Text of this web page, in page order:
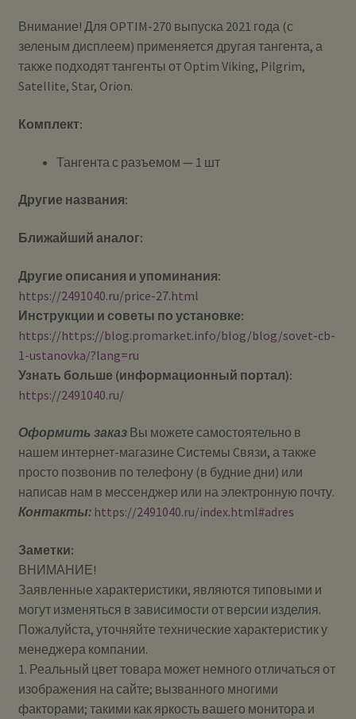
Внимание! Для OPTIM-270 выпуска 2021 года (с
зеленым дисплеем) применяется другая тангента, а
также подходят тангенты от Optim Viking, Pilgrim,
Satellite, Star, Orion.
Комплект:
Тангента с разъемом — 1 шт
Другие названия:
Ближайший аналог:
Другие описания и упоминания:
https://2491040.ru/price-27.html
Инструкции и советы по установке:
https://https://blog.promarket.info/blog/blog/sovet-cb-
1-ustanovka/?lang=ru
Узнать больше (информационный портал):
https://2491040.ru/
Оформить заказВы можете самостоятельно в
нашем интернет-магазине Системы Cвязи, а также
просто позвонив по телефону (в будние дни) или
написав нам в мессенджер или на электронную почту.
Контакты: https://2491040.ru/index.html#adres
Заметки:
ВНИМАНИЕ!
Заявленные характеристики, являются типовыми и
могут изменяться в зависимости от версии изделия.
Пожалуйста, уточняйте технические характеристик у
менеджера компании.
1. Реальный цвет товара может немного отличаться от
изображения на сайте; вызванного многими
факторами; такими как яркость вашего монитора и